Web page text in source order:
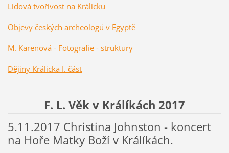
Lidová tvořivost na Králicku
Objevy českých archeologů v Egyptě
M. Karenová - Fotografie - struktury
Dějiny Králicka I. část
F. L. Věk v Králíkách 2017
5.11.2017 Christina Johnston - koncert
na Hoře Matky Boží v Králíkách.